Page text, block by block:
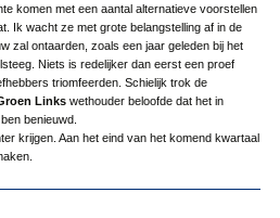
komen met een aantal alternatieve voorstellen
Ik wacht ze met grote belangstelling af in de
zal ontaarden, zoals een jaar geleden bij het
Niets is redelijker dan eerst een proef
triomfeerden. Schielijk trok de
Linkswethouder beloofde dat het in
benieuwd.
krijgen. Aan het eind van het komend kwartaal